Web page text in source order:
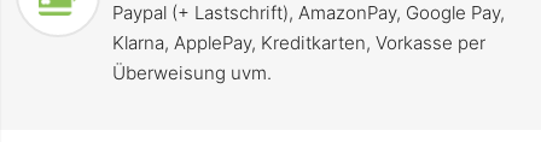
Paypal (+ Lastschrift), AmazonPay, Google Pay,
Klarna, ApplePay, Kreditkarten, Vorkasse per
Überweisung uvm.